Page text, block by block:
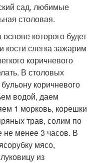
сад, любимые
столовая.
которого будет
кости слегка зажарим
коричневого
В столовых
коричневого
водой, даем
1 морковь, корешки
трав, солим по
не менее 3 часов. В
мясо,
из